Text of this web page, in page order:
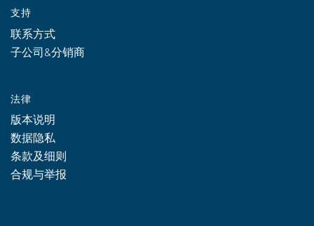
支持
联系方式
子公司&分销商
法律
版本说明
数据隐私
条款及细则
合规与举报